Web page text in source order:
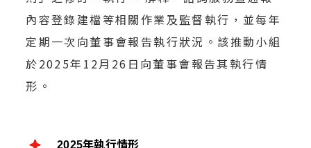
內容登錄建檔等相關作業及監督執行，並每年
定期一次向董事會報告執行狀況。該推動小組
於2025年12月26日向董事會報告其執行情
形。
2025年執行情形